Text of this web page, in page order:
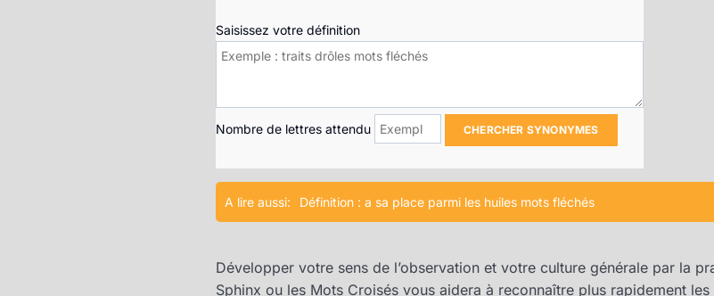
Saisissez votre définition
Nombre de lettres attendu CHERCHER SYNONYMES
A lire aussi: Définition : a sa place parmi les huiles mots fléchés
Développer votre sens de l’observation et votre culture générale par la
Sphinx ou les Mots Croisés vous aidera à reconnaître plus rapidement